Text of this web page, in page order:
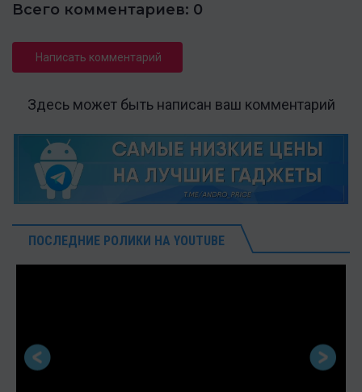
Всего комментариев: 0
Написать комментарий
Здесь может быть написан ваш комментарий
ПОСЛЕДНИЕ РОЛИКИ НА YOUTUBE